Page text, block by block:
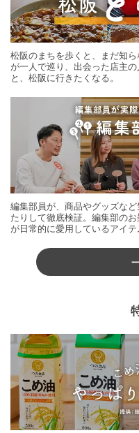
松阪のまちを歩くと、まだ知
が一人で巡り、出会った店主
と、松阪に行きたくなる。
編集部員が、商品やグッズな
たりして徹底検証。編集部の
が日常的に愛用しているアイテ